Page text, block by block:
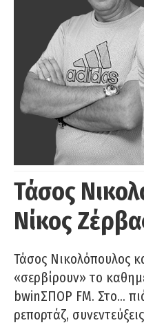
Τάσος
Νίκος
Τάσος Νικολόπουλος
«σερβίρουν» το
bwinΣΠΟΡ FM. Στο…
ρεπορτάζ,